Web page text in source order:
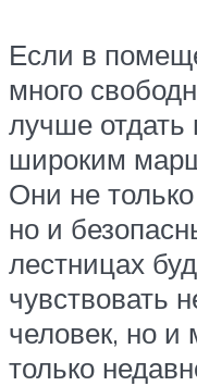
Если в
много
лучше отдать
широким
Они не
но и
лестницах
чувствовать
человек, но
только